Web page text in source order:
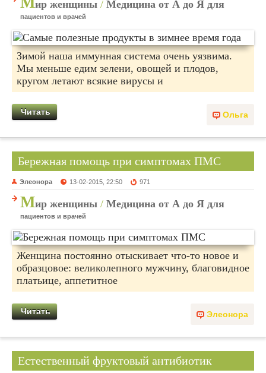
ир женщины / Медицина от А до Я для
пациентов и врачей
Зимой наша иммунная система очень уязвима.
Мы меньше едим зелени, овощей и плодов,
кругом летают всякие вирусы и
Ольга
Читать
Бережная помощь при симптомах ПМС
Элеонора 13-02-2015, 22:50 971
Мир женщины / Медицина от А до Я для
пациентов и врачей
Женщина постоянно отыскивает что-то новое и
образцовое: великолепного мужчину, благовидное
платьице, аппетитное
Элеонора
Читать
Естественный фруктовый антибиотик